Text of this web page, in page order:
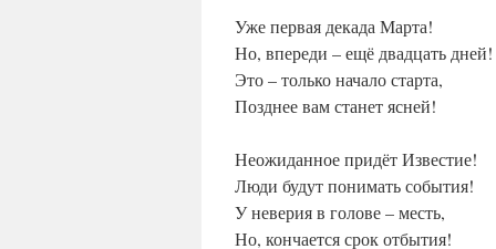
Уже первая декада Марта!
Но, впереди – ещё двадцать дней!
Это – только начало старта,
Позднее вам станет ясней!
Неожиданное придёт Известие!
Люди будут понимать события!
У неверия в голове – месть,
Но, кончается срок отбытия!